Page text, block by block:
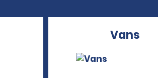
Vans